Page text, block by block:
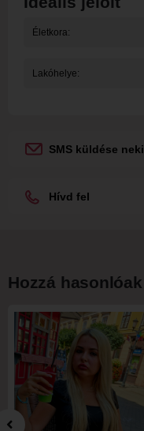
Életkora:
Lakóhelye:
SMS küldése neki
Hívd fel
Hozzá hasonlóak